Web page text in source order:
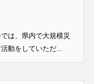
は、県内で大規模災
動をしていただ...